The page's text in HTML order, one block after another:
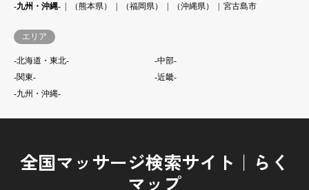
-九州・沖縄-
（熊本県） （福岡県） （沖縄県） 宮古島市
エリア
-北海道・東北-
-中部-
-関東-
-近畿-
-九州・沖縄-
全国マッサージ検索サイト｜らく
マップ